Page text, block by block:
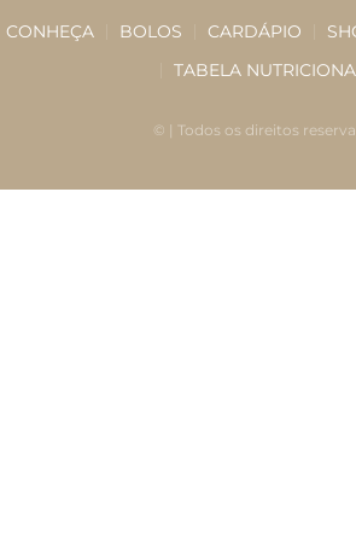
CONHEÇA BOLOS CARDÁPIO
TABELA
© | Todos os direitos